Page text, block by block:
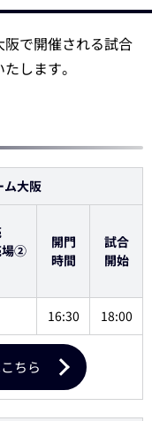
で開催される試合
します。
ム大阪
場②
開門
時間
試合
開始
16:30 18:00
ちら